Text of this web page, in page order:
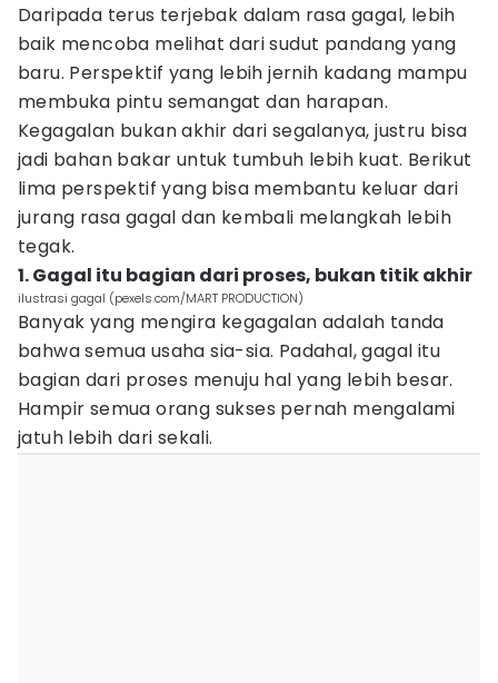
Daripada terus terjebak dalam rasa gagal, lebih
baik mencoba melihat dari sudut pandang yang
baru. Perspektif yang lebih jernih kadang mampu
membuka pintu semangat dan harapan.
Kegagalan bukan akhir dari segalanya, justru bisa
jadi bahan bakar untuk tumbuh lebih kuat. Berikut
lima perspektif yang bisa membantu keluar dari
jurang rasa gagal dan kembali melangkah lebih
tegak.
1. Gagal itu bagian dari proses, bukan titik akhir
ilustrasi gagal (pexels.com/MART PRODUCTION)
Banyak yang mengira kegagalan adalah tanda
bahwa semua usaha sia-sia. Padahal, gagal itu
bagian dari proses menuju hal yang lebih besar.
Hampir semua orang sukses pernah mengalami
jatuh lebih dari sekali.